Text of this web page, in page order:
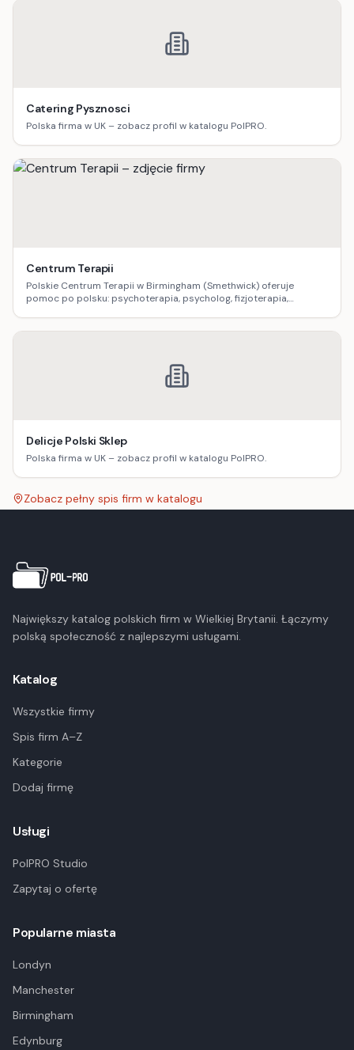
Catering Pysznosci
Polska firma w UK – zobacz profil w katalogu PolPRO.
Centrum Terapii
Polskie Centrum Terapii w Birmingham (Smethwick) oferuje
pomoc po polsku: psychoterapia, psycholog, fizjoterapia,
Delicje Polski Sklep
Polska firma w UK – zobacz profil w katalogu PolPRO.
Zobacz pełny spis firm w katalogu
Największy katalog polskich firm w Wielkiej Brytanii. Łączymy
polską społeczność z najlepszymi usługami.
Katalog
Wszystkie firmy
Spis firm A–Z
Kategorie
Dodaj firmę
Usługi
PolPRO Studio
Zapytaj o ofertę
Popularne miasta
Londyn
Manchester
Birmingham
Edynburg